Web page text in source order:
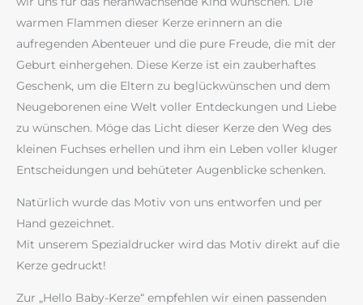
warmen Flammen dieser Kerze erinnern an die
aufregenden Abenteuer und die pure Freude, die mit der
Geburt einhergehen. Diese Kerze ist ein zauberhaftes
Geschenk, um die Eltern zu beglückwünschen und dem
Neugeborenen eine Welt voller Entdeckungen und Liebe
zu wünschen. Möge das Licht dieser Kerze den Weg des
kleinen Fuchses erhellen und ihm ein Leben voller kluger
Entscheidungen und behüteter Augenblicke schenken.
Natürlich wurde das Motiv von uns entworfen und per
Hand gezeichnet.
Mit unserem Spezialdrucker wird das Motiv direkt auf die
Kerze gedruckt!
Zur „Hello Baby-Kerze“ empfehlen wir einen passenden